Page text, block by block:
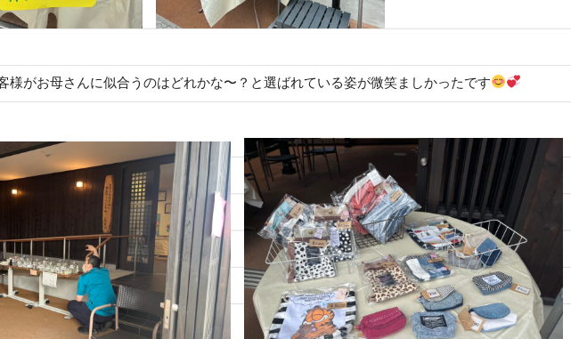
様がお母さんに似合うのはどれかな〜？と選ばれている姿が微笑ましかったです